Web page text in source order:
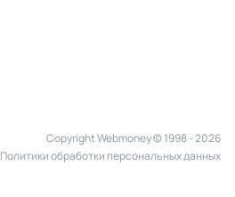
Copyright Webmoney © 1998 - 2026
Политики обработки персональных данных